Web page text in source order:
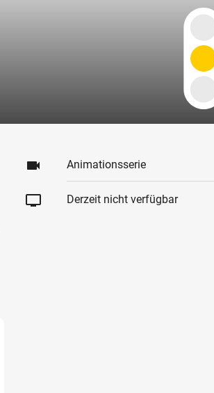
videocam Animationsserie
tv Derzeit nicht verfügbar